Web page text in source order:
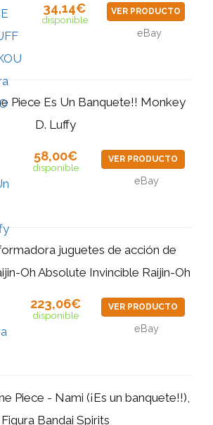
34,14€
disponible
VER PRODUCTO
eBay
Piece Es Un Banquete!! Monkey
D. Luffy
58,00€
disponible
VER PRODUCTO
eBay
juguetes de acción de
Oh Absolute Invincible Raijin-Oh
223,06€
disponible
VER PRODUCTO
eBay
Piece - Nami (¡Es un banquete!!),
Figura Bandai Spirits